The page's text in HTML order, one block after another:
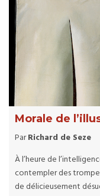
Morale de
ParRichard de Seze
À l’heure de
contempler des
de délicieusement